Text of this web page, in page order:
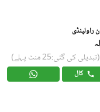
(تبدیلی کی گئی:25 منٹ پہلے)
کال